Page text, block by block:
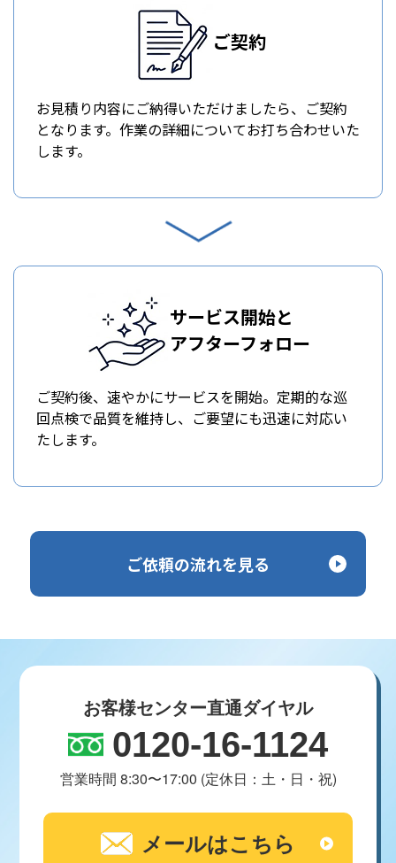
ご契約
お見積り内容にご納得いただけましたら、ご契約
となります。作業の詳細についてお打ち合わせいた
します。
サービス開始と
アフターフォロー
ご契約後、速やかにサービスを開始。定期的な巡
回点検で品質を維持し、ご要望にも迅速に対応い
たします。
ご依頼の流れを見る
お客様センター直通ダイヤル
0120-16-1124
営業時間 8:30〜17:00 (定休日：土・日・祝)
メールはこちら